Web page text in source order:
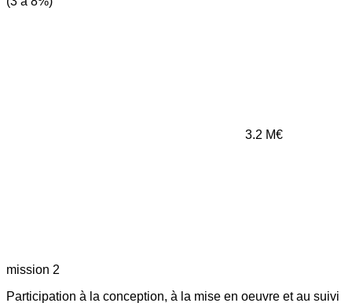
3.2 M€
mission 2
Participation à la conception, à la mise en oeuvre et au suivi